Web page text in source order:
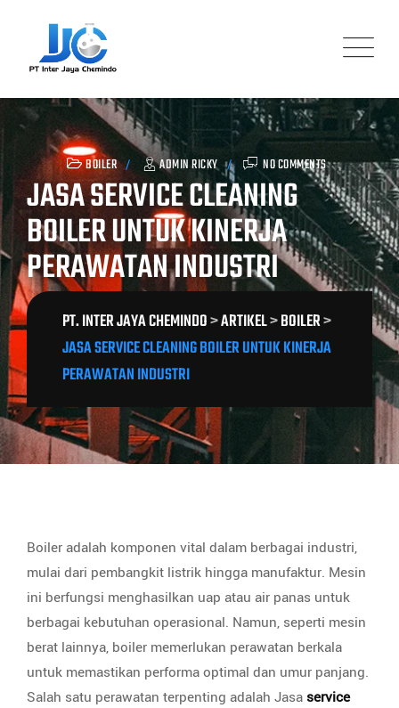
content
BOILER ADMIN RICKY NO COMMENTS
JASA SERVICE CLEANING
BOILER UNTUK KINERJA
PERAWATAN INDUSTRI
PT. INTER JAYA CHEMINDO>ARTIKEL>BOILER>
JASA SERVICE CLEANING BOILER UNTUK KINERJA
PERAWATAN INDUSTRI
Boiler adalah komponen vital dalam berbagai industri,
mulai dari pembangkit listrik hingga manufaktur. Mesin
ini berfungsi menghasilkan uap atau air panas untuk
berbagai kebutuhan operasional. Namun, seperti mesin
berat lainnya, boiler memerlukan perawatan berkala
untuk memastikan performa optimal dan umur panjang.
Salah satu perawatan terpenting adalah Jasaservice